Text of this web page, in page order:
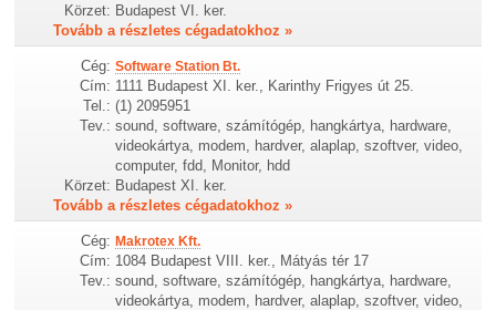
Körzet: Budapest VI. ker.
Tovább a részletes cégadatokhoz »
Cég: Software Station Bt.
Cím: 1111 Budapest XI. ker., Karinthy Frigyes út 25.
Tel.: (1) 2095951
Tev.: sound, software, számítógép, hangkártya, hardware,
videokártya, modem, hardver, alaplap, szoftver, video,
computer, fdd, Monitor, hdd
Körzet: Budapest XI. ker.
Tovább a részletes cégadatokhoz »
Cég: Makrotex Kft.
Cím: 1084 Budapest VIII. ker., Mátyás tér 17
Tev.: sound, software, számítógép, hangkártya, hardware,
videokártya, modem, hardver, alaplap, szoftver, video,